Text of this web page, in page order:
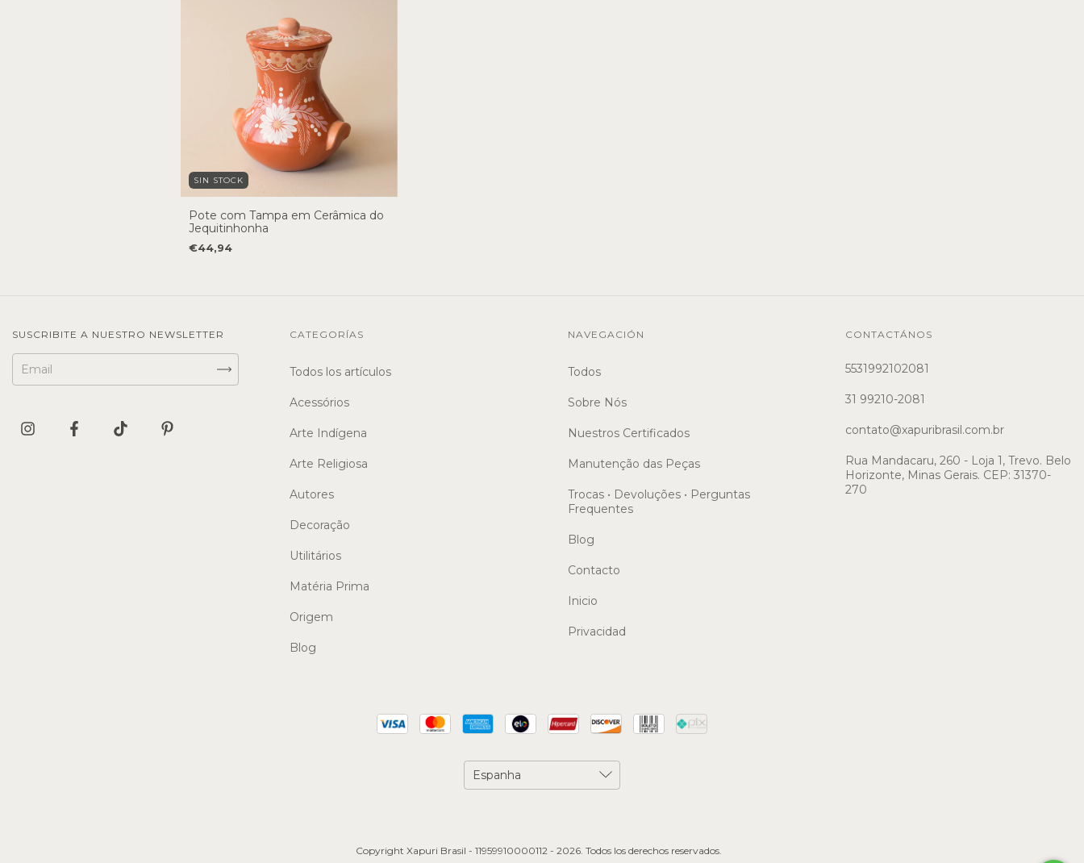
SIN STOCK
Pote com Tampa em Cerâmica do
Jequitinhonha
€44,94
SUSCRIBITE A NUESTRO NEWSLETTER CATEGORÍAS
Todos los artículos
Acessórios
Arte Indígena
Arte Religiosa
Autores
Decoração
Utilitários
Matéria Prima
Origem
Blog
NAVEGACIÓN
Todos
Sobre Nós
Nuestros Certificados
Manutenção das Peças
Trocas • Devoluções • Perguntas
Frequentes
Blog
Contacto
Inicio
Privacidad
CONTACTÁNOS
5531992102081
31 99210-2081
contato@xapuribrasil.com.br
Rua Mandacaru, 260 - Loja 1, Trevo. Belo
Horizonte, Minas Gerais. CEP: 31370-
270
Copyright Xapuri Brasil - 11959910000112 - 2026. Todos los derechos reservados.